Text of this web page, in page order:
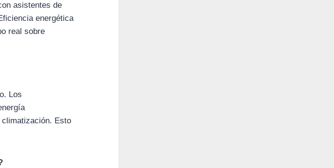
asistentes de
energética
real sobre
Los
Esto